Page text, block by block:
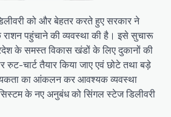
को और बेहतर करते हुए सरकार ने
राशन पहुंचाने की व्यवस्था की है। इसे सुचारू
के समस्त विकास खंडों के लिए दुकानों की
रुट-चार्ट तैयार किया जाए एवं छोटे तथा बड़े
का आंकलन कर आवश्यक व्यवस्था
के नए अनुबंध को सिंगल स्टेज डिलीवरी